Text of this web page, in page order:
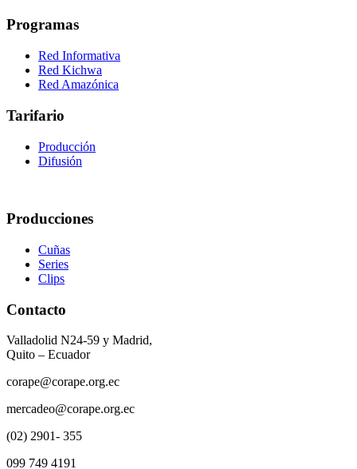
Programas
Red Informativa
Red Kichwa
Red Amazónica
Tarifario
Producción
Difusión
Producciones
Cuñas
Series
Clips
Contacto
Valladolid N24-59 y Madrid,
Quito – Ecuador
corape@corape.org.ec
mercadeo@corape.org.ec
(02) 2901- 355
099 749 4191